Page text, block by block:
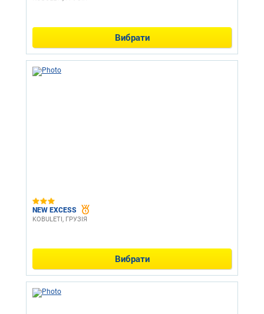
Вибрати
NEW EXCESS
KOBULETI, ГРУЗІЯ
Вибрати